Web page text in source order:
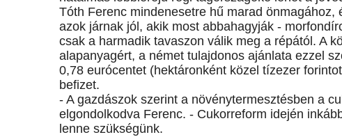
Tóth Ferenc mindenesetre hű marad
azok járnak jól, akik most abbahagyják -
csak a harmadik tavaszon válik meg a répától. A
alapanyagért, a német tulajdonos ajánlata ezzel
0,78 eurócentet (hektáronként közel tízezer
befizet.
- A gazdászok szerint a növénytermesztésben a
elgondolkodva Ferenc. - Cukorreform idején
lenne szükségünk.